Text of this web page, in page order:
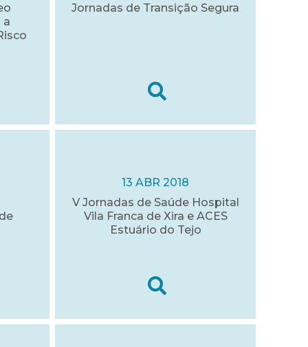
a
Jornadas de Transição Segura
13 ABR 2018
V Jornadas de Saúde Hospital
Vila Franca de Xira e ACES
Estuário do Tejo